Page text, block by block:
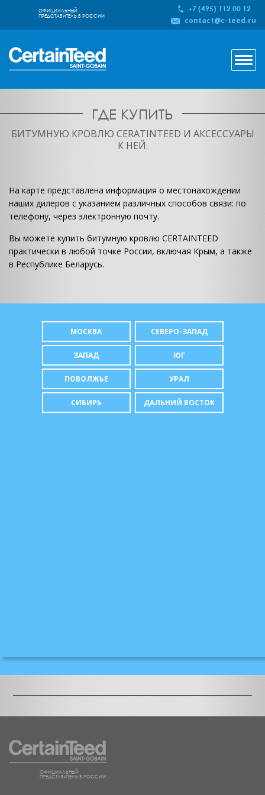
ОФИЦИАЛЬНЫЙ
ПРЕДСТАВИТЕЛЬ В РОССИИ
+7 (495) 112 00 12
contact@c-teed.ru
ГДЕ КУПИТЬ
БИТУМНУЮ КРОВЛЮ CERATINTEED И АКСЕССУАРЫ
К НЕЙ.
На карте представлена информация о местонахождении
наших дилеров с указанием различных способов связи: по
телефону, через электронную почту.
Вы можете купить битумную кровлю CERТAINTEED
практически в любой точке России, включая Крым, а также
в Республике Беларусь.
МОСКВА СЕВЕРО-ЗАПАД
ЗАПАД ЮГ
ПОВОЛЖЬЕ УРАЛ
СИБИРЬ ДАЛЬНИЙ ВОСТОК
ОФИЦИАЛЬНЫЙ
ПРЕДСТАВИТЕЛЬ В РОССИИ